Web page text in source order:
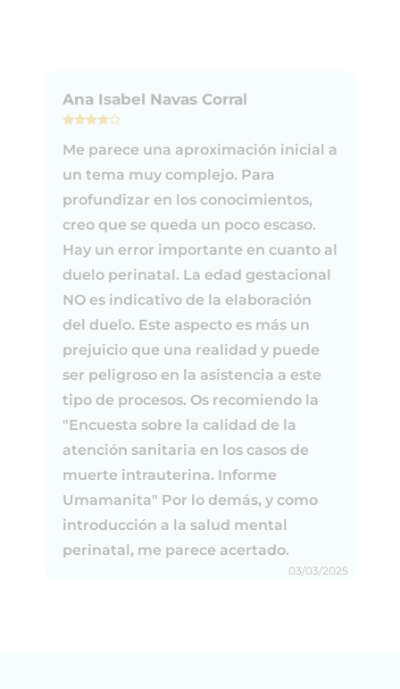
Ana Isabel Navas Corral
Me parece una aproximación inicial a
un tema muy complejo. Para
profundizar en los conocimientos,
creo que se queda un poco escaso.
Hay un error importante en cuanto al
duelo perinatal. La edad gestacional
NO es indicativo de la elaboración
del duelo. Este aspecto es más un
prejuicio que una realidad y puede
ser peligroso en la asistencia a este
tipo de procesos. Os recomiendo la
"Encuesta sobre la calidad de la
atención sanitaria en los casos de
muerte intrauterina. Informe
Umamanita" Por lo demás, y como
introducción a la salud mental
perinatal, me parece acertado.
03/03/2025